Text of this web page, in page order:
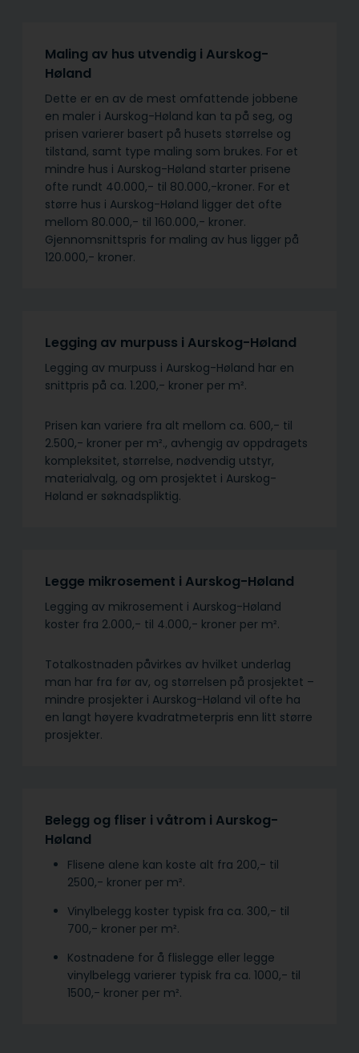
Maling av hus utvendig i Aurskog-
Høland
Dette er en av de mest omfattende jobbene
en maler i Aurskog-Høland kan ta på seg, og
prisen varierer basert på husets størrelse og
tilstand, samt type maling som brukes. For et
mindre hus i Aurskog-Høland starter prisene
ofte rundt 40.000,- til 80.000,-kroner. For et
større hus i Aurskog-Høland ligger det ofte
mellom 80.000,- til 160.000,- kroner.
Gjennomsnittspris for maling av hus ligger på
120.000,- kroner.
Legging av murpuss i Aurskog-Høland
Legging av murpuss i Aurskog-Høland har en
snittpris på ca. 1.200,- kroner per m².
Prisen kan variere fra alt mellom ca. 600,- til
2.500,- kroner per m²., avhengig av oppdragets
kompleksitet, størrelse, nødvendig utstyr,
materialvalg, og om prosjektet i Aurskog-
Høland er søknadspliktig.
Legge mikrosement i Aurskog-Høland
Legging av mikrosement i Aurskog-Høland
koster fra 2.000,- til 4.000,- kroner per m².
Totalkostnaden påvirkes av hvilket underlag
man har fra før av, og størrelsen på prosjektet –
mindre prosjekter i Aurskog-Høland vil ofte ha
en langt høyere kvadratmeterpris enn litt større
prosjekter.
Belegg og fliser i våtrom i Aurskog-
Høland
Flisene alene kan koste alt fra 200,- til
2500,- kroner per m².
Vinylbelegg koster typisk fra ca. 300,- til
700,- kroner per m².
Kostnadene for å flislegge eller legge
vinylbelegg varierer typisk fra ca. 1000,- til
1500,- kroner per m².